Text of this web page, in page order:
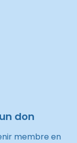
don
membre en